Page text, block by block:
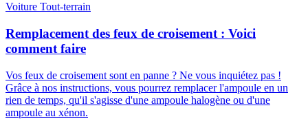
Voiture Tout-terrain
Remplacement des feux de croisement : Voici
comment faire
Vos feux de croisement sont en panne ? Ne vous inquiétez pas !
Grâce à nos instructions, vous pourrez remplacer l'ampoule en un
rien de temps, qu'il s'agisse d'une ampoule halogène ou d'une
ampoule au xénon.